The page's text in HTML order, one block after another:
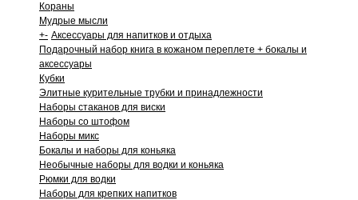
Кораны
Мудрые мысли
+- Аксессуары для напитков и отдыха
Подарочный набор книга в кожаном переплете + бокалы и
аксессуары
Кубки
Элитные курительные трубки и принадлежности
Наборы стаканов для виски
Наборы со штофом
Наборы микс
Бокалы и наборы для коньяка
Необычные наборы для водки и коньяка
Рюмки для водки
Наборы для крепких напитков